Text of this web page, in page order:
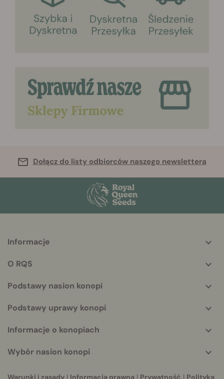
Dołącz do listy odbiorców naszego newslettera
More
info
Informacje
O RQS
Podstawy nasion konopi
Podstawy uprawy konopi
Informacje o konopiach
Wybór nasion konopi
Warunki i zasady | Informacja prawna | Prywatność | Polityka